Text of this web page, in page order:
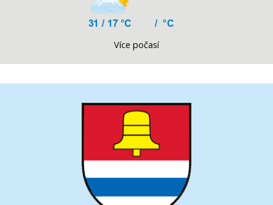
Více počasí